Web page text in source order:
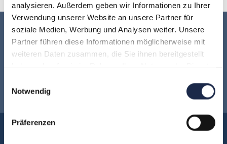
analysieren. Außerdem geben wir Informationen zu Ihrer
Verwendung unserer Website an unsere Partner für
soziale Medien, Werbung und Analysen weiter. Unsere
Partner führen diese Informationen möglicherweise mit
weiteren Daten zusammen, die Sie ihnen bereitgestellt
Notwendig
Präferenzen
Keine Veranstaltung mehr verpassen:
MVFP Akademie